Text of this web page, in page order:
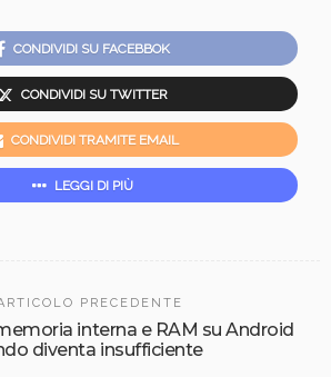
CONDIVIDI SU FACEBBOK
CONDIVIDI SU TWITTER
CONDIVIDI TRAMITE EMAIL
LEGGI DI PIÙ
PRECEDENTE
interna e RAM su Android
diventa insufficiente